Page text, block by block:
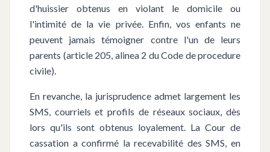
d'huissier obtenus en violant le domicile ou
l'intimité de la vie privée. Enfin, vos enfants ne
peuvent jamais témoigner contre l'un de leurs
parents (article 205, alinea 2 du Code de procedure
civile).
En revanche, la jurisprudence admet largement les
SMS, courriels et profils de réseaux sociaux, dès
lors qu'ils sont obtenus loyalement. La Cour de
cassation a confirmé la recevabilité des SMS, en